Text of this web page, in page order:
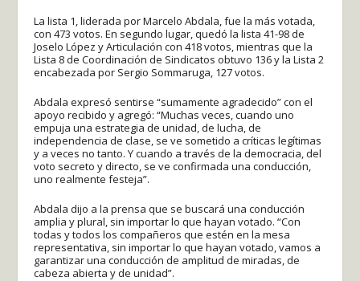
La lista 1, liderada por Marcelo Abdala, fue la más votada,
con 473 votos. En segundo lugar, quedó la lista 41-98 de
Joselo López y Articulación con 418 votos, mientras que la
Lista 8 de Coordinación de Sindicatos obtuvo 136 y la Lista 2
encabezada por Sergio Sommaruga, 127 votos.
Abdala expresó sentirse “sumamente agradecido” con el
apoyo recibido y agregó: “Muchas veces, cuando uno
empuja una estrategia de unidad, de lucha, de
independencia de clase, se ve sometido a críticas legítimas
y a veces no tanto. Y cuando a través de la democracia, del
voto secreto y directo, se ve confirmada una conducción,
uno realmente festeja”.
Abdala dijo a la prensa que se buscará una conducción
amplia y plural, sin importar lo que hayan votado. “Con
todas y todos los compañeros que estén en la mesa
representativa, sin importar lo que hayan votado, vamos a
garantizar una conducción de amplitud de miradas, de
cabeza abierta y de unidad”.